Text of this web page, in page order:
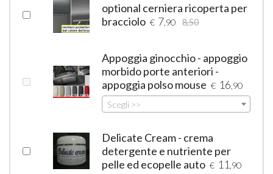
optional cerniera ricoperta per
bracciolo € 7 ,90 8,50
Appoggia ginocchio - appoggio
morbido porte anteriori -
appoggia polso mouse € 16 ,90
Scegli >>
Delicate Cream - crema
detergente e nutriente per
pelle ed ecopelle auto € 11 ,90